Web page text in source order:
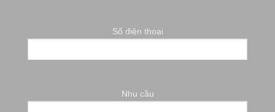
Số điện thoại
Nhu cầu